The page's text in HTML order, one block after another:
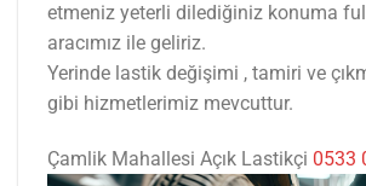
etmeniz yeterli dilediğiniz konuma
aracımız ile geliriz.
Yerinde lastik değişimi , tamiri ve
gibi hizmetlerimiz mevcuttur.
Çamlik Mahallesi Açık Lastikçi 0533